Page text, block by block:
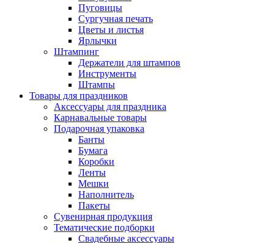
Пуговицы
Сургучная печать
Цветы и листья
Ярлычки
Штампинг
Держатели для штампов
Инструменты
Штампы
Товары для праздников
Аксессуары для праздника
Карнавальные товары
Подарочная упаковка
Банты
Бумага
Коробки
Ленты
Мешки
Наполнитель
Пакеты
Сувенирная продукция
Тематические подборки
Свадебные аксессуары